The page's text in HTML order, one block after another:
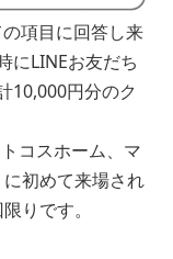
項目に回答し来
にLINEお友だち
10,000円分のク
コスホーム、マ
初めて来場され
りです。
円
ンは組めます。